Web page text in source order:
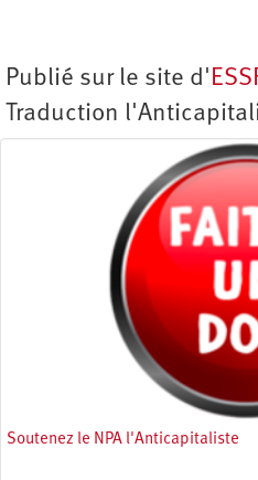
Publié sur le site d'
Traduction
Soutenez le NPA l'Anticapitaliste